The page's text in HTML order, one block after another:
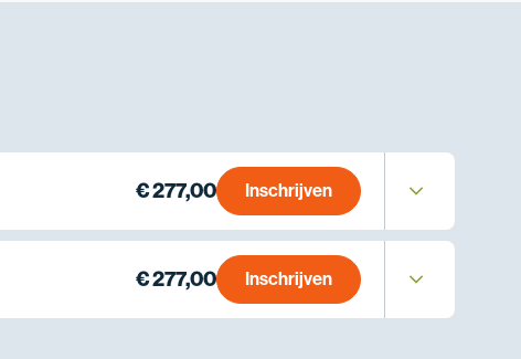
€ 277,00 Inschrijven
€ 277,00 Inschrijven